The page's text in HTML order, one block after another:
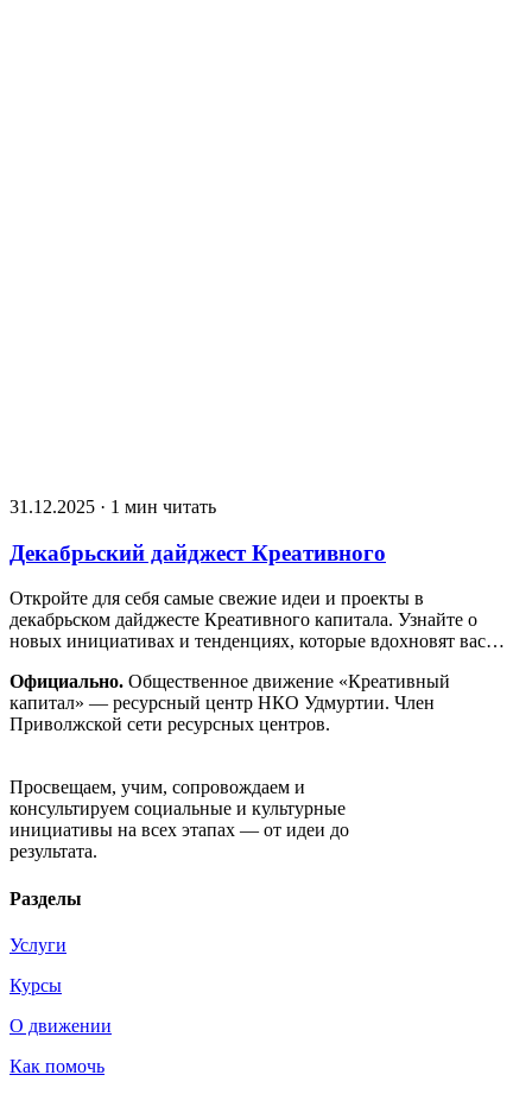
31.12.2025 · 1 мин читать
Декабрьский дайджест Креативного
Откройте для себя самые свежие идеи и проекты в
декабрьском дайджесте Креативного капитала. Узнайте о
новых инициативах и тенденциях, которые вдохновят вас…
Официально. Общественное движение «Креативный
капитал» — ресурсный центр НКО Удмуртии. Член
Приволжской сети ресурсных центров.
Просвещаем, учим, сопровождаем и
консультируем социальные и культурные
инициативы на всех этапах — от идеи до
результата.
Разделы
Услуги
Курсы
О движении
Как помочь